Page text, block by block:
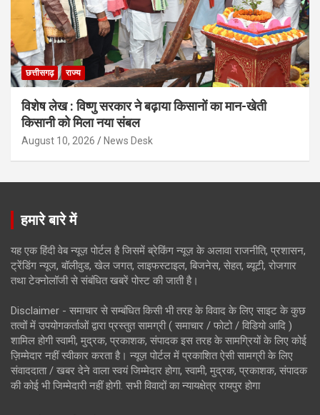
छत्तीसगढ़ राज्य
विशेष लेख : विष्णु सरकार ने बढ़ाया किसानों का मान-खेती
किसानी को मिला नया संबल
August 10, 2026 News Desk
हमारे बारे में
यह एक हिंदी वेब न्यूज़ पोर्टल है जिसमें ब्रेकिंग न्यूज़ के अलावा राजनीति, प्रशासन,
ट्रेंडिंग न्यूज, बॉलीवुड, खेल जगत, लाइफस्टाइल, बिजनेस, सेहत, ब्यूटी, रोजगार
तथा टेक्नोलॉजी से संबंधित खबरें पोस्ट की जाती है।
Disclaimer - समाचार से सम्बंधित किसी भी तरह के विवाद के लिए साइट के कुछ
तत्वों में उपयोगकर्ताओं द्वारा प्रस्तुत सामग्री ( समाचार / फोटो / विडियो आदि )
शामिल होगी स्वामी, मुद्रक, प्रकाशक, संपादक इस तरह के सामग्रियों के लिए कोई
ज़िम्मेदार नहीं स्वीकार करता है। न्यूज़ पोर्टल में प्रकाशित ऐसी सामग्री के लिए
संवाददाता / खबर देने वाला स्वयं जिम्मेदार होगा, स्वामी, मुद्रक, प्रकाशक, संपादक
की कोई भी जिम्मेदारी नहीं होगी. सभी विवादों का न्यायक्षेत्र रायपुर होगा